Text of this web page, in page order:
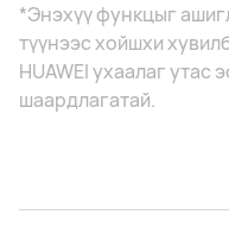
*Энэхүү функцыг
түүнээс хойшхи
HUAWEI ухаалаг утас
шаардлагатай.